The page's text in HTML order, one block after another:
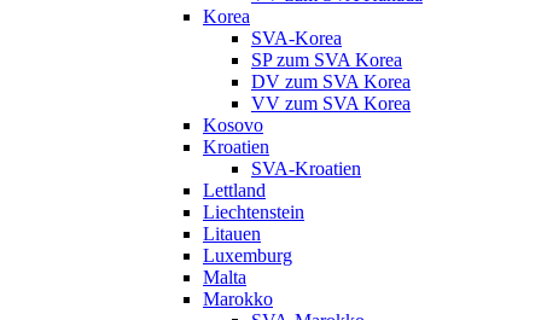
Korea
SVA-Korea
SP zum SVA Korea
DV zum SVA Korea
VV zum SVA Korea
Kosovo
Kroatien
SVA-Kroatien
Lettland
Liechtenstein
Litauen
Luxemburg
Malta
Marokko